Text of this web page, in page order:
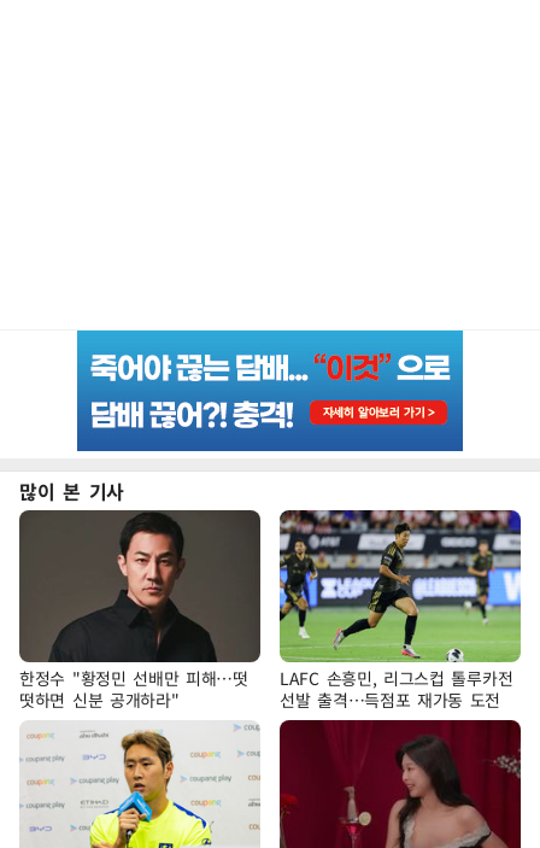
많이 본 기사
한정수 "황정민 선배만 피해…떳
떳하면 신분 공개하라"
LAFC 손흥민, 리그스컵 톨루카전
선발 출격…득점포 재가동 도전